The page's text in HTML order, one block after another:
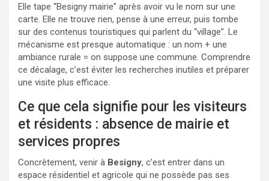
Elle tape “Besigny mairie” après avoir vu le nom sur une
carte. Elle ne trouve rien, pense à une erreur, puis tombe
sur des contenus touristiques qui parlent du “village”. Le
mécanisme est presque automatique : un nom + une
ambiance rurale = on suppose une commune. Comprendre
ce décalage, c’est éviter les recherches inutiles et préparer
une visite plus efficace.
Ce que cela signifie pour les visiteurs
et résidents : absence de mairie et
services propres
Concrètement, venir à Besigny, c’est entrer dans un
espace résidentiel et agricole qui ne possède pas ses